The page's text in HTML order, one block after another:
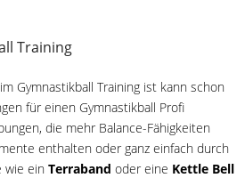
Training
Gymnastikball Training ist kann schon
für einen Gymnastikball Profi
die mehr Balance-Fähigkeiten
enthalten oder ganz einfach durch
wie ein Terraband oder eine Kettle Bell